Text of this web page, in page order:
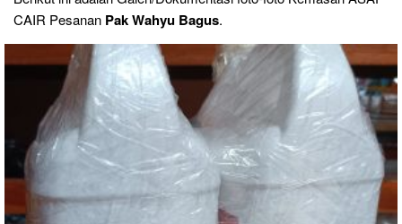
CAIR Pesanan Pak Wahyu Bagus.